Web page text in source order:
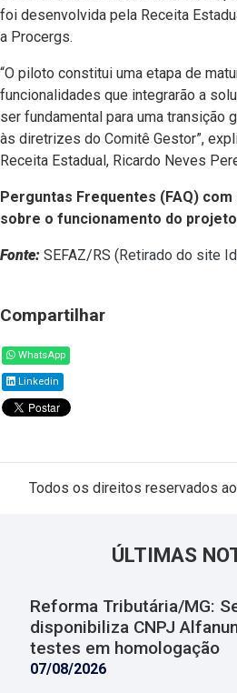
foi desenvolvida pela Receita
a Procergs.
“O piloto constitui uma etapa de
funcionalidades que integrarão a
ser fundamental para uma transição
às diretrizes do Comitê Gestor”,
Receita Estadual, Ricardo Neves
Perguntas Frequentes (FAQ)
sobre o funcionamento do
Fonte: SEFAZ/RS (Retirado do site
Compartilhar
WhatsApp
Linkedin
Todos os direitos reservados
ÚLTIMAS
Reforma Tributária/MG:
disponibiliza CNPJ
testes em homologação
07/08/2026